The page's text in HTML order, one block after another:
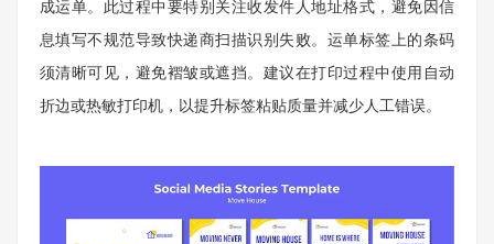
成运单。此过程中要特别关注收发件人地址格式，避免因信
息填写不规范导致快递商扫描识别失败。运单标签上的条码
须清晰可见，避免褶皱或遮挡。建议在打印过程中使用自动
折边或热敏打印机，以提升标签粘贴质量并减少人工错误。